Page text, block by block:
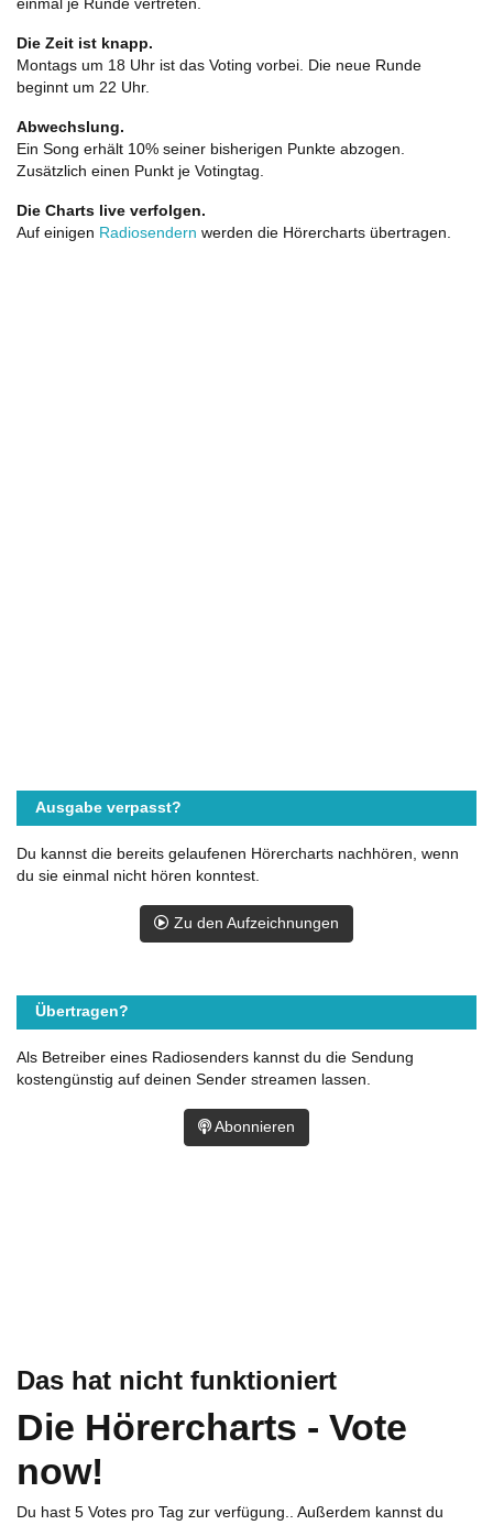
Das hat nicht funktioniert
Die Hörercharts - Vote
now!
Du hast 5 Votes pro Tag zur verfügung.. Außerdem kannst du
einmal je Runde vertreten.
Die Zeit ist knapp.
Montags um 18 Uhr ist das Voting vorbei. Die neue Runde
beginnt um 22 Uhr.
Abwechslung.
Ein Song erhält 10% seiner bisherigen Punkte abzogen.
Zusätzlich einen Punkt je Votingtag.
Die Charts live verfolgen.
Auf einigen Radiosendern werden die Hörercharts übertragen.
Ausgabe verpasst?
Du kannst die bereits gelaufenen Hörercharts nachhören, wenn
du sie einmal nicht hören konntest.
Zu den Aufzeichnungen
Übertragen?
Als Betreiber eines Radiosenders kannst du die Sendung
kostengünstig auf deinen Sender streamen lassen.
Abonnieren